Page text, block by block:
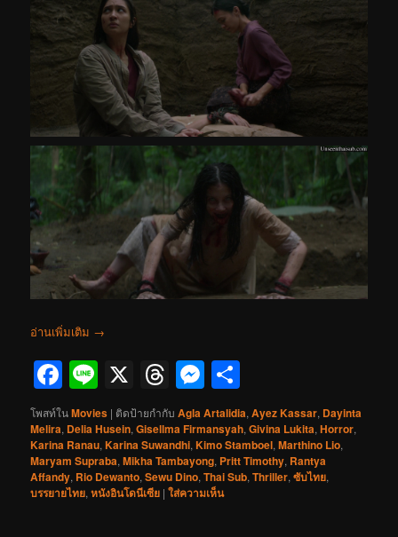
อ่านเพิ่มเติม →
Facebook
Line
X Threads
Messenger
โพสท์ในMovies | ติดป้ายกำกับ Agla Artalidia,Ayez Kassar, Dayinta
Melira, Delia Husein,Gisellma Firmansyah,Givina Lukita,Horror,
Karina Ranau,Karina Suwandhi,Kimo Stamboel,Marthino Lio,
Maryam Supraba,Mikha Tambayong, Pritt Timothy, Rantya
Affandy, Rio Dewanto,Sewu Dino,Thai Sub,Thriller,ซับไทย,
บรรยายไทย,หนังอินโดนีเซีย |ใส่ความเห็น